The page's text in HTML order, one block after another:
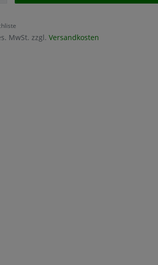
MwSt. zzgl. Versandkosten